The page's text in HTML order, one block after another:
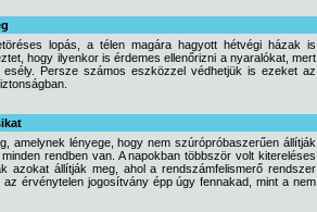
lopás, a télen magára hagyott hétvégi házak is
hogy ilyenkor is érdemes ellenőrizni a nyaralókat, mert
Persze számos eszközzel védhetjük is ezeket az
amelynek lényege, hogy nem szúrópróbaszerűen állítják
rendben van. A napokban többször volt kitereléses
azokat állítják meg, ahol a rendszámfelismerő rendszer
érvénytelen jogosítvány épp úgy fennakad, mint a nem